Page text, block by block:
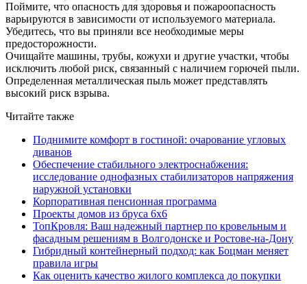
Поймите, что опасность для здоровья и пожароопасность
варьируются в зависимости от используемого материала.
Убедитесь, что вы приняли все необходимые меры
предосторожности.
Очищайте машины, трубы, кожухи и другие участки, чтобы
исключить любой риск, связанный с наличием горючей пыли.
Определенная металлическая пыль может представлять
высокий риск взрыва.
Читайте также
Поднимите комфорт в гостиной: очарование угловых
диванов
Обеспечение стабильного электроснабжения:
исследование однофазных стабилизаторов напряжения
наружной установки
Корпоративная пенсионная программа
Проекты домов из бруса 6х6
ТопКровля: Ваш надежный партнер по кровельным и
фасадным решениям в Волгодонске и Ростове-на-Дону
Гибридный контейнерный подход: как Боцман меняет
правила игры
Как оценить качество жилого комплекса до покупки